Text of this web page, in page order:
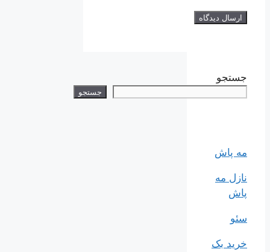
جستجو
جستجو
مه پاش
نازل مه
پاش
سئو
خرید بک